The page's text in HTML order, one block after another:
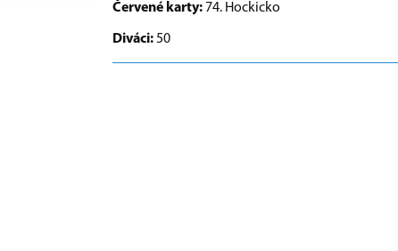
Červené karty: 74. Hockicko
Diváci:50